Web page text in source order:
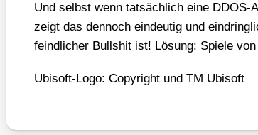
Und selbst wenn tat­säch­lich eine DDOS-
zeigt das den­noch ein­deu­tig und
feind­li­cher Bull­shit ist! Lösung: Spie­le
Ubi­s­oft-Logo: Copy­right und TM Ubi­s­oft